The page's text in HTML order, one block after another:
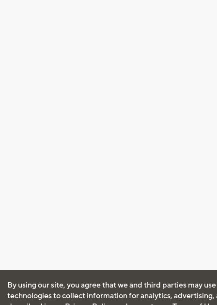
By using our site, you agree that we and third parties may
technologies to collect information for analytics, advertising,